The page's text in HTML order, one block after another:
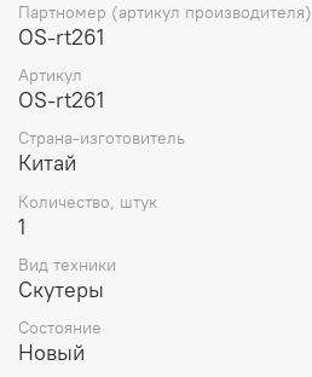
Партномер (артикул производителя)
OS-rt261
Артикул
OS-rt261
Страна-изготовитель
Китай
Количество, штук
1
Вид техники
Скутеры
Состояние
Новый